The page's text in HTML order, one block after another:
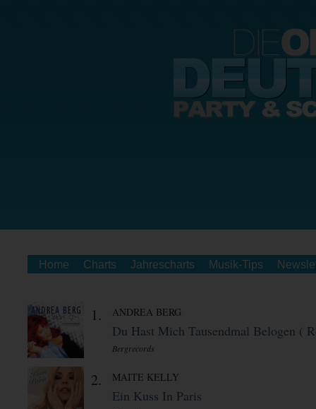
Home Charts Jahrescharts Musik-Tips
1. ANDREA BERG
Du Hast Mich Tausendmal Belogen (
Bergrecords
2. MAITE KELLY
Ein Kuss In Paris